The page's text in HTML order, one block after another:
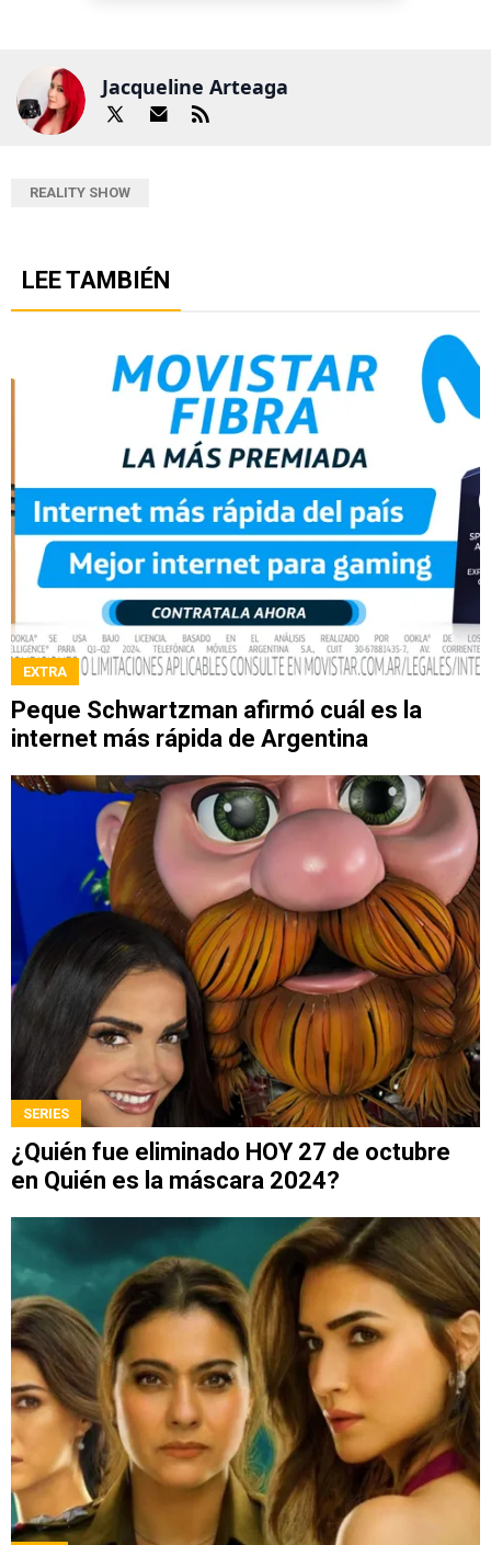
Jacqueline Arteaga
REALITY SHOW
LEE TAMBIÉN
EXTRA
Peque Schwartzman afirmó cuál es la
internet más rápida de Argentina
SERIES
¿Quién fue eliminado HOY 27 de octubre
en Quién es la máscara 2024?